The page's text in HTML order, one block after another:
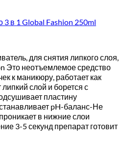
в 1 Global Fashion 250ml
для снятия липкого слоя,
Это неотъемлемое средство
к маникюру, работает как
слой и борется с
пластину
pH-баланс-Не
в нижние слои
3-5 секунд препарат готовит